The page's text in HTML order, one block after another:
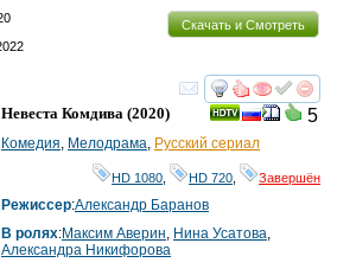
Скачать и Смотреть
смотреть
5
Невеста Комдива (2020)
Комедия, Мелодрама, Русский сериал
HD 1080 HD 720 Завершён
Режиссер:Александр Баранов
В ролях:Максим Аверин, Нина Усатова,
Александра Никифорова